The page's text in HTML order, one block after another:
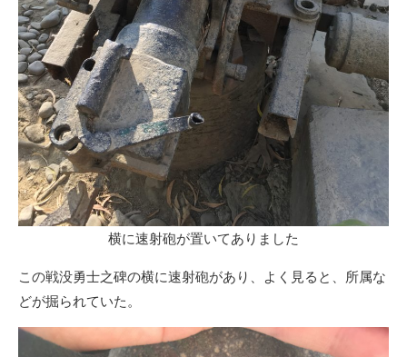
横に速射砲が置いてありました
この戦没勇士之碑の横に速射砲があり、よく見ると、所属な
どが掘られていた。